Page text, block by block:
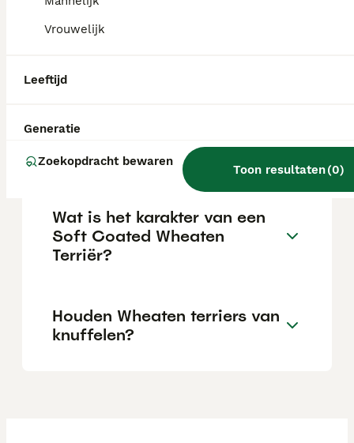
Vrouwelijk
Leeftijd
Generatie
Zoekopdracht bewaren
Toon resultaten(0)
terriers veel?
Wat zijn de nadelen van de
Wheaten terriër?
Wat is het karakter van een
Soft Coated Wheaten
Terriër?
Houden Wheaten terriers van
knuffelen?